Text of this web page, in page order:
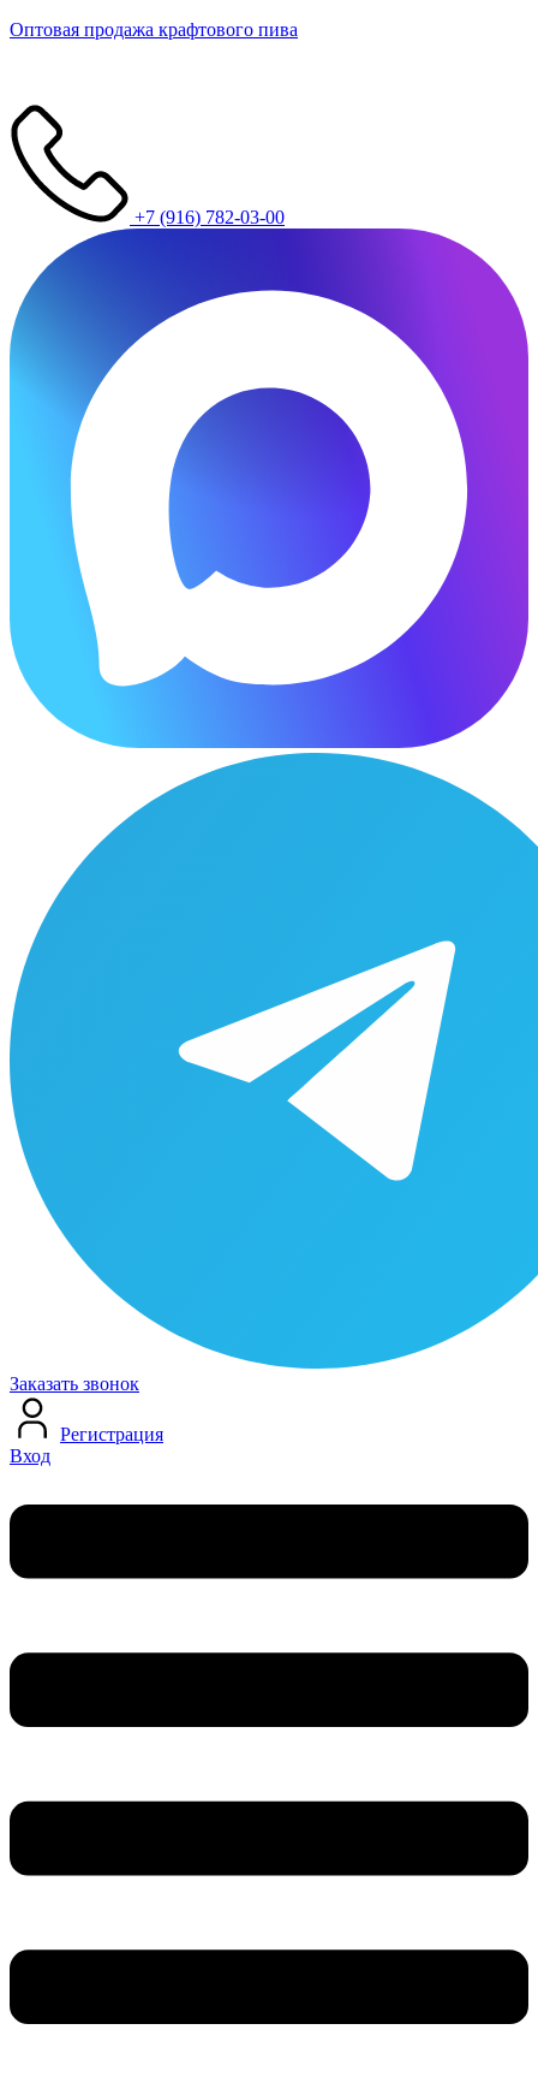
Оптовая продажа крафтового пива
+7 (916) 782-03-00
Заказать звонок
Вход
Регистрация